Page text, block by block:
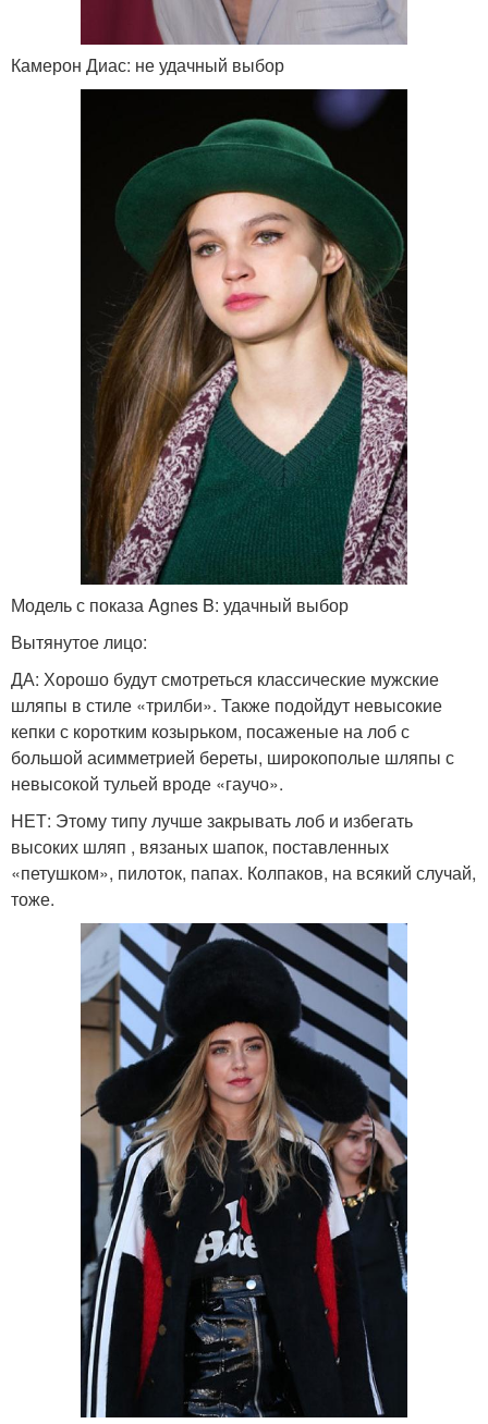
Камерон Диас: не удачный выбор
Модель с показа Agnes B: удачный выбор
Вытянутое лицо:
ДА: Хорошо будут смотреться классические мужские
шляпы в стиле «трилби». Также подойдут невысокие
кепки с коротким козырьком, посаженые на лоб с
большой асимметрией береты, широкополые шляпы с
невысокой тульей вроде «гаучо».
НЕТ: Этому типу лучше закрывать лоб и избегать
высоких шляп , вязаных шапок, поставленных
«петушком», пилоток, папах. Колпаков, на всякий случай,
тоже.